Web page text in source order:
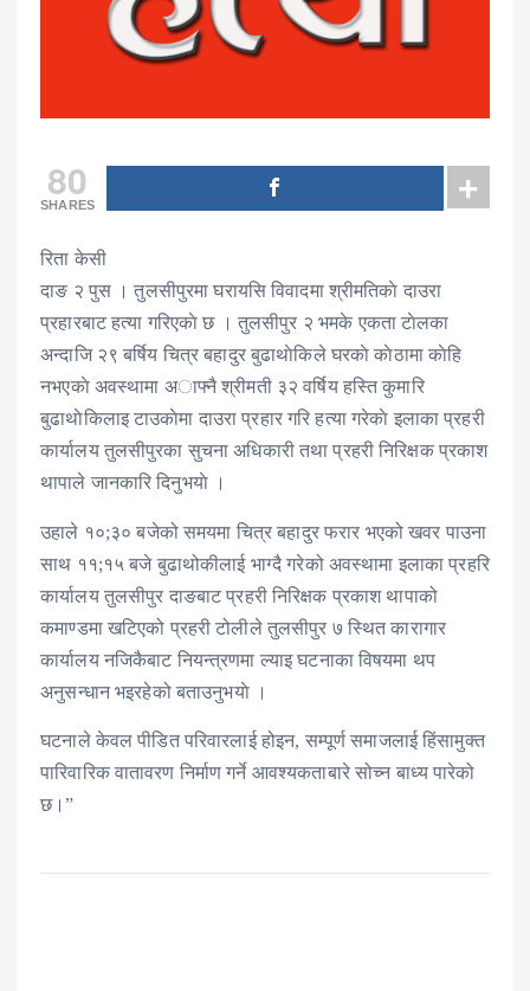
80
SHARES
रिता केसी
दाङ २ पुस । तुलसीपुरमा घरायसि विवादमा श्रीमतिकाे दाउरा
प्रहारबाट हत्या गरिएकाे छ । तुलसीपुर २ भमके एकता टाेलका
अन्दाजि २९ बर्षिय चित्र बहादुर बुढाथाेकिले घरकाे काेठामा काेहि
नभएकाे अवस्थामा अाफ्नै श्रीमती ३२ वर्षिय हस्ति कुमारि
बुढाथाेकिलाइ टाउकाेमा दाउरा प्रहार गरि हत्या गरेकाे इलाका प्रहरी
कार्यालय तुलसीपुरका सुचना अधिकारी तथा प्रहरी निरिक्षक प्रकाश
थापाले जानकारि दिनुभयाे ।
उहाले १०;३० बजेको समयमा चित्र बहादुर फरार भएको खवर पाउना
साथ ११;१५ बजे बुढाथोकीलाई भाग्दै गरेको अवस्थामा इलाका प्रहरि
कार्यालय तुलसीपुर दाङबाट प्रहरी निरिक्षक प्रकाश थापाको
कमाण्डमा खटिएको प्रहरी टोलीले तुलसीपुर ७ स्थित कारागार
कार्यालय नजिकैबाट नियन्त्रणमा ल्याइ घटनाका विषयमा थप
अनुसन्धान भइरहेको बताउनुभयाे ।
घटनाले केवल पीडित परिवारलाई होइन, सम्पूर्ण समाजलाई हिंसामुक्त
पारिवारिक वातावरण निर्माण गर्ने आवश्यकताबारे सोच्न बाध्य पारेको
छ।”